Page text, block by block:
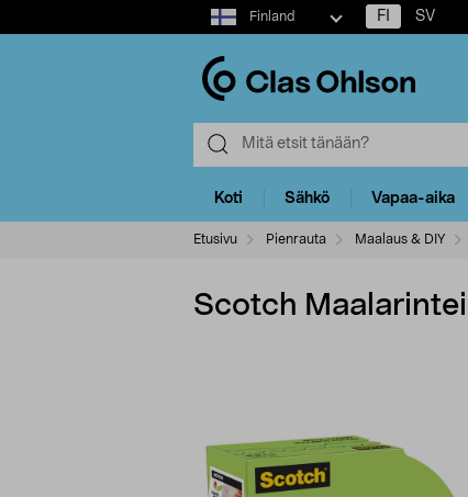
Select
market
Finland FI SV
Koti Sähkö Vapaa-aika
Etusivu Pienrauta Maalaus & DIY
Scotch